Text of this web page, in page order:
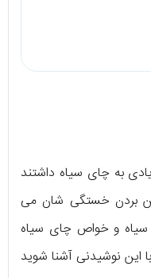
زیادی به چای سیاه داشتند
بردن خستگی شان می
سیاه و خواص چای سیاه
این نوشیدنی آشنا شوید